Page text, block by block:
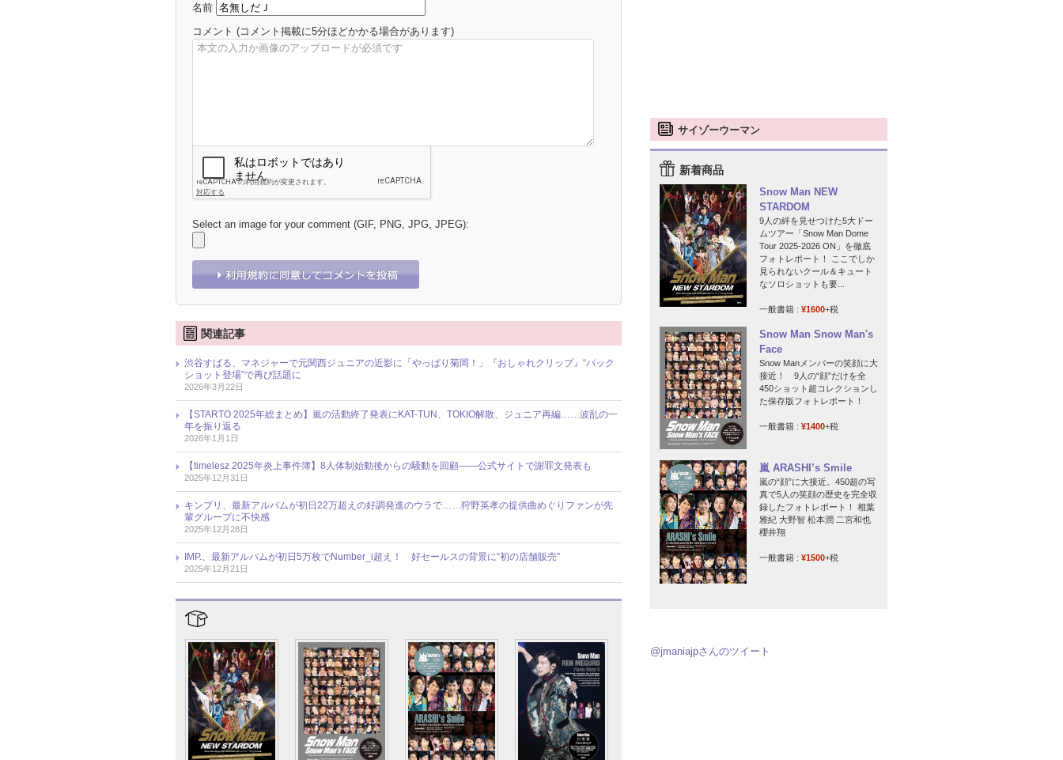
名前
コメント (コメント掲載に5分ほどかかる場合があります)
Select an image for your comment (GIF, PNG, JPG, JPEG):
関連記事
渋谷すばる、マネジャーで元関西ジュニアの近影に「やっぱり菊岡！」『おしゃれクリップ』“バック
ショット登場”で再び話題に
2026年3月22日
【STARTO 2025年総まとめ】嵐の活動終了発表にKAT-TUN、TOKIO解散、ジュニア再編……波乱の一
年を振り返る
2026年1月1日
【timelesz 2025年炎上事件簿】8人体制始動後からの騒動を回顧――公式サイトで謝罪文発表も
2025年12月31日
キンプリ、最新アルバムが初日22万超えの好調発進のウラで……狩野英孝の提供曲めぐりファンが先
輩グループに不快感
2025年12月28日
IMP.、最新アルバムが初日5万枚でNumber_i超え！ 好セールスの背景に“初の店舗販売”
2025年12月21日
サイゾーウーマン
新着商品
Snow Man NEW
STARDOM
9人の絆を見せつけた5大ドー
ムツアー「Snow Man Dome
Tour 2025-2026 ON」を徹底
フォトレポート！ ここでしか
見られないクール＆キュート
なソロショットも要...
一般書籍 : ¥1600+税
Snow Man Snow Man's
Face
Snow Manメンバーの笑顔に大
接近！ 9人の“顔”だけを全
450ショット超コレクションし
た保存版フォトレポート！
一般書籍 : ¥1400+税
嵐 ARASHI’s Smile
嵐の“顔”に大接近。450超の写
真で5人の笑顔の歴史を完全収
録したフォトレポート！ 相葉
雅紀 大野智 松本潤 二宮和也
櫻井翔
一般書籍 : ¥1500+税
@jmaniajpさんのツイート